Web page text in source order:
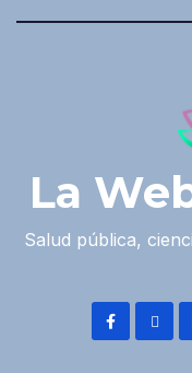
La
Salud pública,